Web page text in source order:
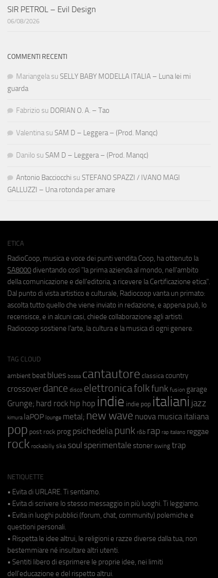
SIR PETROL – Evil Design
06/08/2026
COMMENTI RECENTI
Mariangela su SELLY BABY MODELLA ITALIA – Luna lei mi
guarda
Fabrizio su DORIAN O. A. – Tao
Valentina su SAM D – Leggera – (Prod. Manqc)
Danilo su SAM D – Leggera – (Prod. Manqc)
Antonio Bacciocchi su STEFANO SPAZZI / IVANO MAGI
GALLUZZI – Una rotonda per amare
ETICA
RadioCoop, musica e voce dei punti vendita Coop, ha ottenuto la
SA8000 diventando così "la prima azienda al mondo, nell'ambito
della comunicazione e dell'editoria, a ricevere la Certificazione etica".
Dal punto di vista artistico e culturale, Radiocoop vanta un primato:
ascolta tutto quello che viene inviato in redazione, e appena può, lo
recensisce, e in alcuni casi, chiede collaborazione agli artisti.
Radiocoop sostiene l'arte, la cultura e la musica di ogni genere.
TAG CLOUD
ambient beat blues bossa cantautore classica country
crossover dance disco elettronicafolkfunk fusion garage
Grunge; hard rock hip hop indie indie pop italiani jazz
kimura laPOP lounge metal; new wave nuova musica italiana
pop post rock prog psichedeliapunk r&b rap rap italiano reggae
rock rockabilly ska soul sperimentale stoner swing trap
NETIQUETTE
• Evita di URLARE. Ti sentiamo.
• Evita di scrivere lo stesso messaggio in più luoghi. Ti leggiamo.
• Evita in luoghi pubblici (forum, chat, community) polemiche e
questioni personali.
• Rispetta le idee altrui, le religioni e razze diverse dalla tua, non
bestemmiare né insultare altri utenti.
• Sentiti libero di esprimere le proprie idee, nei limiti
dell'educazione e del rispetto altrui.